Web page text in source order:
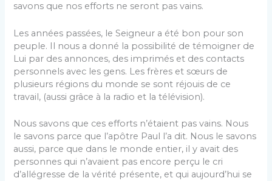
savons que nos efforts ne seront pas vains.
Les années passées, le Seigneur a été bon pour son
peuple. Il nous a donné la possibilité de témoigner de
Lui par des annonces, des imprimés et des contacts
personnels avec les gens. Les frères et sœurs de
plusieurs régions du monde se sont réjouis de ce
travail, (aussi grâce à la radio et la télévision).
Nous savons que ces efforts n’étaient pas vains. Nous
le savons parce que l’apôtre Paul l’a dit. Nous le savons
aussi, parce que dans le monde entier, il y avait des
personnes qui n’avaient pas encore perçu le cri
d’allégresse de la vérité présente, et qui aujourd’hui se